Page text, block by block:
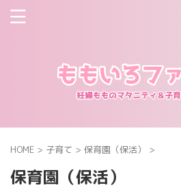
HOME > 子育て > 保育園（保活） >
保育園（保活）